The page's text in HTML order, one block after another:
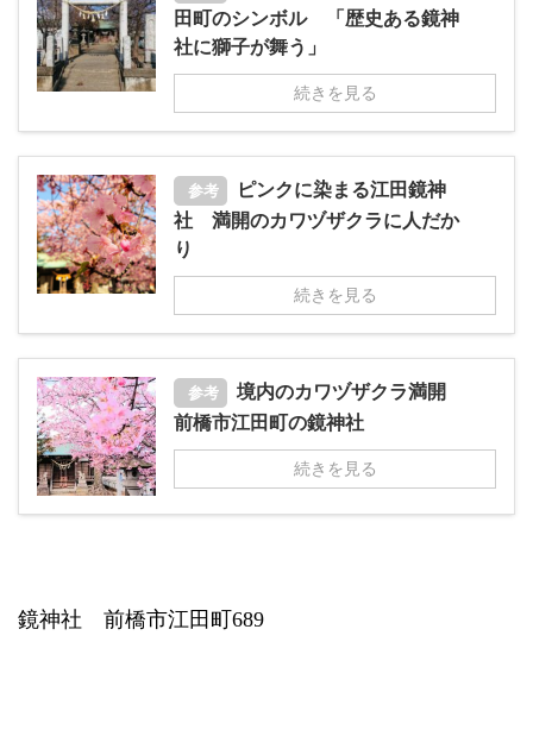
田町のシンボル 「歴史ある鏡神
社に獅子が舞う」
続きを見る
参考
ピンクに染まる江田鏡神
社 満開のカワヅザクラに人だか
り
続きを見る
参考
境内のカワヅザクラ満開
前橋市江田町の鏡神社
続きを見る
鏡神社 前橋市江田町689